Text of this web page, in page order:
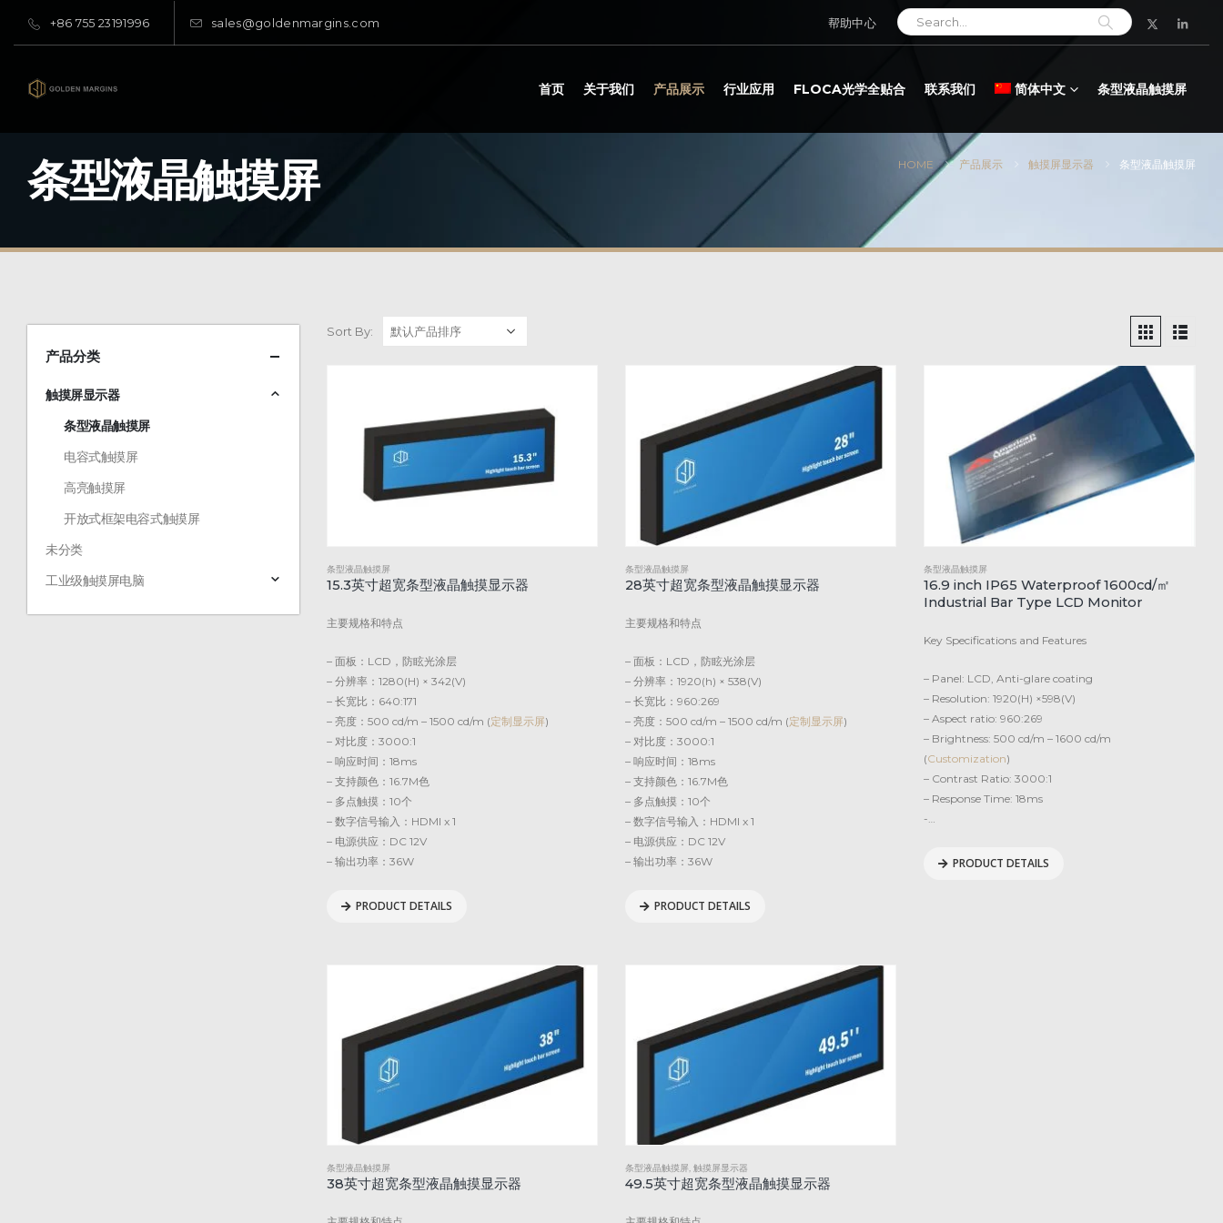
+86 755 23191996 sales@goldenmargins.com 帮助中心
首页 关于我们 产品展示 行业应用 FLOCA光学全贴合 联系我们 简体中文 条型液晶触摸屏
条型液晶触摸屏 HOME 产品展示 触摸屏显示器 条型液晶触摸屏
Sort By:
条型液晶触摸屏
15.3英寸超宽条型液晶触摸显示器
主要规格和特点
– 面板：LCD，防眩光涂层
– 分辨率：1280(H) × 342(V)
– 长宽比：640:171
– 亮度：500 cd/m – 1500 cd/m (定制显示屏)
– 对比度：3000:1
– 响应时间：18ms
– 支持颜色：16.7M色
– 多点触摸：10个
– 数字信号输入：HDMI x 1
– 电源供应：DC 12V
– 输出功率：36W
PRODUCT DETAILS
条型液晶触摸屏
28英寸超宽条型液晶触摸显示器
主要规格和特点
– 面板：LCD，防眩光涂层
– 分辨率：1920(h) × 538(V)
– 长宽比：960:269
– 亮度：500 cd/m – 1500 cd/m (定制显示屏)
– 对比度：3000:1
– 响应时间：18ms
– 支持颜色：16.7M色
– 多点触摸：10个
– 数字信号输入：HDMI x 1
– 电源供应：DC 12V
– 输出功率：36W
PRODUCT DETAILS
条型液晶触摸屏
16.9 inch IP65 Waterproof 1600cd/㎡
Industrial Bar Type LCD Monitor
Key Specifications and Features
– Panel: LCD, Anti-glare coating
– Resolution: 1920(H) ×598(V)
– Aspect ratio: 960:269
– Brightness: 500 cd/m – 1600 cd/m
(Customization)
– Contrast Ratio: 3000:1
– Response Time: 18ms
-…
PRODUCT DETAILS
条型液晶触摸屏
38英寸超宽条型液晶触摸显示器
条型液晶触摸屏, 触摸屏显示器
49.5英寸超宽条型液晶触摸显示器
产品分类
触摸屏显示器
条型液晶触摸屏
电容式触摸屏
高亮触摸屏
开放式框架电容式触摸屏
未分类
工业级触摸屏电脑